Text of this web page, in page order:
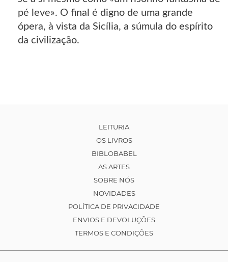
pé leve». O final é digno de uma grande
ópera, à vista da Sicília, a súmula do espírito
da civilização.
LEITURIA
OS LIVROS
BIBLOBABEL
AS ARTES
SOBRE NÓS
NOVIDADES
POLÍTICA DE PRIVACIDADE
ENVIOS E DEVOLUÇÕES
TERMOS E CONDIÇÕES